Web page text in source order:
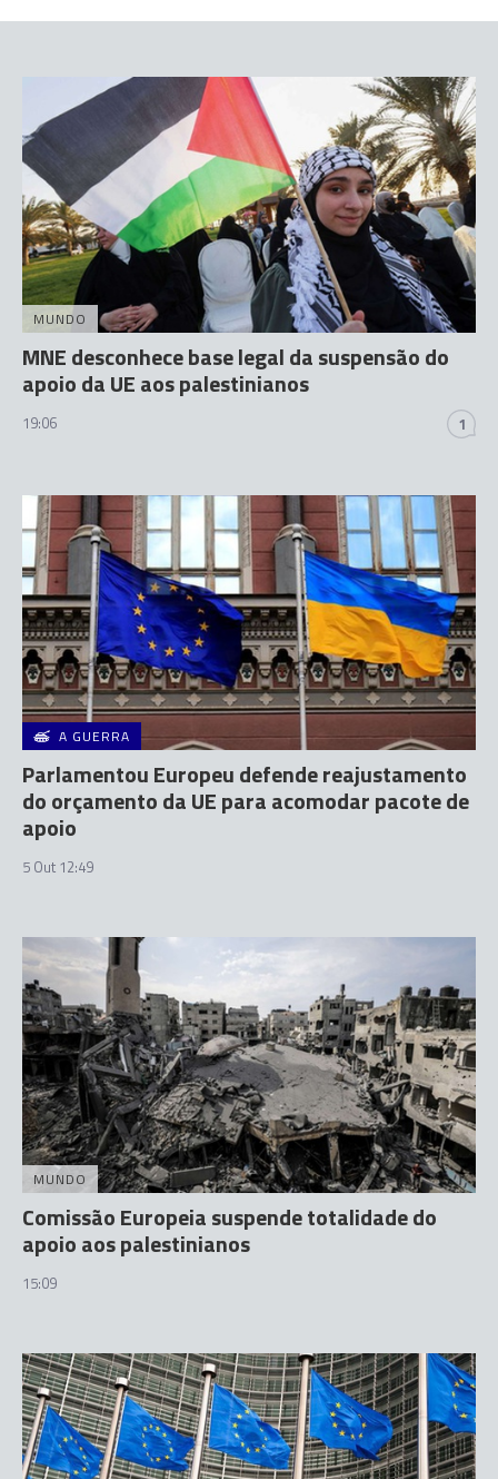
MUNDO
MNE desconhece base legal da suspensão do
apoio da UE aos palestinianos
19:06 1
A GUERRA
Parlamentou Europeu defende reajustamento
do orçamento da UE para acomodar pacote de
apoio
5 Out 12:49
MUNDO
Comissão Europeia suspende totalidade do
apoio aos palestinianos
15:09